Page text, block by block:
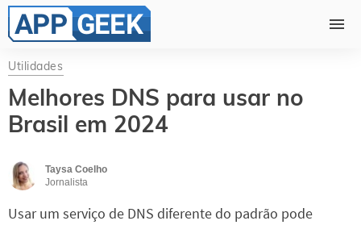
Utilidades
Melhores DNS para usar no
Brasil em 2024
Taysa Coelho
Jornalista
Usar um serviço de DNS diferente do padrão pode